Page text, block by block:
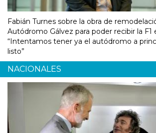
Fabián Turnes sobre la obra de
Autódromo Gálvez para poder recibir la F1
“Intentamos tener ya el autódromo a
listo”
NACIONALES